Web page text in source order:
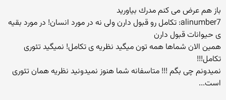
باز هم عرض می كنم مدرك بیاورید
alinumber7: تكامل رو قبول دارن ولی نه در مورد انسان! در مورد بقیه
ی حیوانات قبول دارن
همین الان شماها همه تون میگید نظریه ی تكامل! نمیگید تئوری
تكامل!!!
نمیدونم چی بگم !!! متاسفانه شما هنوز نمیدونید نظریه همان تئوری
است...